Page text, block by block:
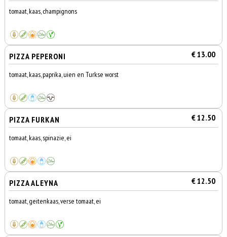
tomaat, kaas, champignons
PIZZA PEPERONI € 13.00
tomaat, kaas, paprika, uien en Turkse worst
PIZZA FURKAN € 12.50
tomaat, kaas, spinazie, ei
PIZZA ALEYNA € 12.50
tomaat, geitenkaas, verse tomaat, ei